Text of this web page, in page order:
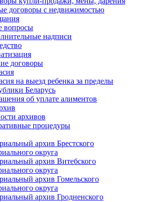
договоры с недвижимостью
вопросы
надписи
договоры
на выезд ребенка за пределы
Беларусь
об уплате алиментов
архивов
процедуры
архив Брестского
округа
архив Витебского
округа
архив Гомельского
округа
архив Гродненского